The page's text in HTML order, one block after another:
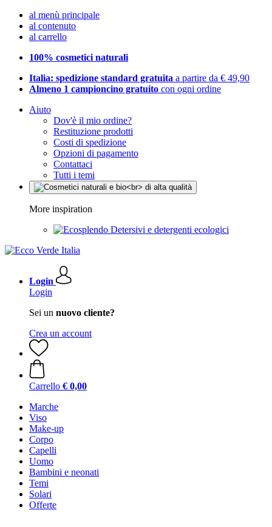
al menù principale
al contenuto
al carrello
100% cosmetici naturali
Italia: spedizione standard gratuita a partire da € 49,90
Almeno 1 campioncino gratuito con ogni ordine
Aiuto
Dov'è il mio ordine?
Restituzione prodotti
Costi di spedizione
Opzioni di pagamento
Contattaci
Tutti i temi
More inspiration
Detersivi e detergenti ecologici
Login
Login
Sei un nuovo cliente?
Crea un account
Carrello € 0,00
Marche
Viso
Make-up
Corpo
Capelli
Uomo
Bambini e neonati
Temi
Solari
Offerte